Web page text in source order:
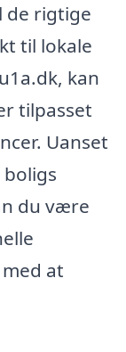
de rigtige
til lokale
kan
tilpasset
Uanset
du være
at